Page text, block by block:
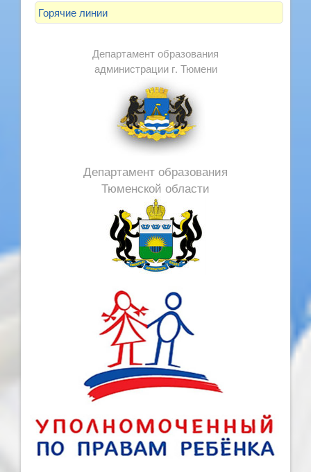
Горячие линии
Департамент образования
администрации г. Тюмени
Департамент образования
Тюменской области